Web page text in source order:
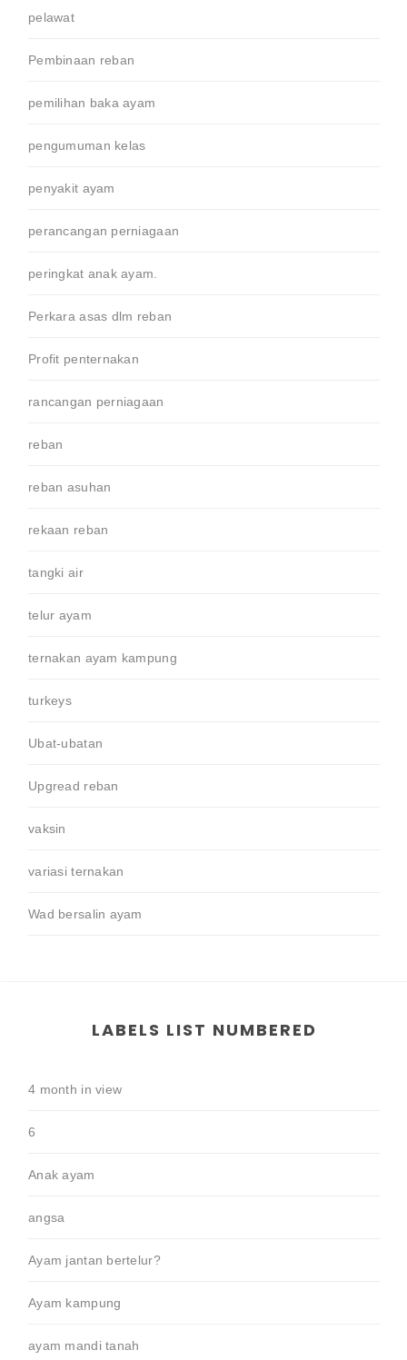
pelawat
Pembinaan reban
pemilihan baka ayam
pengumuman kelas
penyakit ayam
perancangan perniagaan
peringkat anak ayam.
Perkara asas dlm reban
Profit penternakan
rancangan perniagaan
reban
reban asuhan
rekaan reban
tangki air
telur ayam
ternakan ayam kampung
turkeys
Ubat-ubatan
Upgread reban
vaksin
variasi ternakan
Wad bersalin ayam
LABELS LIST NUMBERED
4 month in view
6
Anak ayam
angsa
Ayam jantan bertelur?
Ayam kampung
ayam mandi tanah